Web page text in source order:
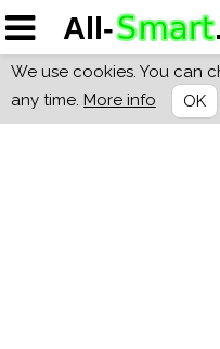
We use cookies. You can
any time. More info OK